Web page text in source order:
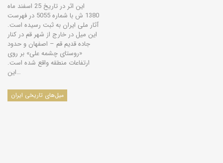
این اثر در تاریخ 25 اسفند ماه
1380 ش با شماره 5055 در فهرست
آثار ملی ایران به ثبت رسیده است.
این میل در خارج از شهر قم در کنار
جاده قدیم قم – اصفهان و حدود
«روستای چشمه علی» بر روی
ارتفاعات منطقه واقع شده است.
این…
میل‌های تاریخی ایران